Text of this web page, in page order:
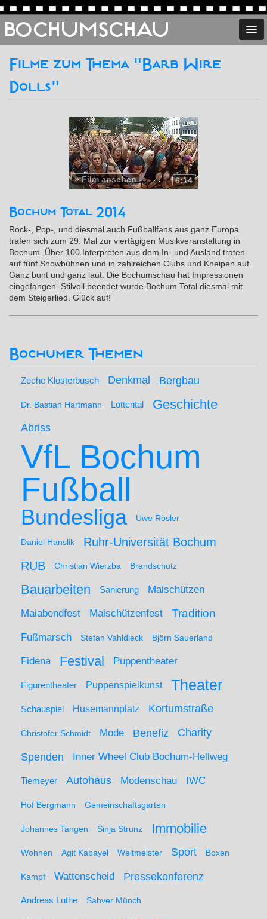
BOCHUMSCHAU
Filme zum Thema "Barb Wire
Dolls"
6:14
»Film ansehen
Bochum Total 2014
Rock-, Pop-, und diesmal auch Fußballfans aus ganz Europa
trafen sich zum 29. Mal zur viertägigen Musikveranstaltung in
Bochum. Über 100 Interpreten aus dem In- und Ausland traten
auf fünf Showbühnen und in zahlreichen Clubs und Kneipen auf.
Ganz bunt und ganz laut. Die Bochumschau hat Impressionen
eingefangen. Stilvoll beendet wurde Bochum Total diesmal mit
dem Steigerlied. Glück auf!
Bochumer Themen
Zeche Klosterbusch Denkmal Bergbau
Dr. Bastian Hartmann Lottental Geschichte
Abriss
VfL Bochum
Fußball
Bundesliga Uwe Rösler
Daniel Hanslik
Ruhr-Universität Bochum
RUB
Christian Wierzba Brandschutz
Bauarbeiten Sanierung
Maischützen
Maiabendfest
Maischützenfest Tradition
Fußmarsch Stefan Vahldieck Björn Sauerland
Fidena Festival Puppentheater
Figurentheater Puppenspielkunst Theater
Schauspiel Husemannplatz Kortumstraße
Christofer Schmidt Mode Benefiz Charity
Spenden Inner Wheel Club Bochum-Hellweg
Tiemeyer Autohaus Modenschau IWC
Hof Bergmann Gemeinschaftsgarten
Johannes Tangen Sinja Strunz Immobilie
Wohnen Agit Kabayel Weltmeister Sport Boxen
Kampf Wattenscheid Pressekonferenz
Andreas Luthe Sahver Münch